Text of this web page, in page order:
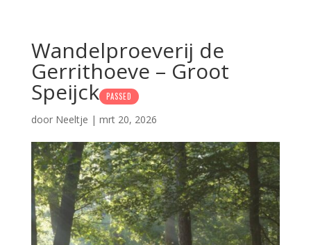
Wandelproeverij de
Gerrithoeve – Groot
Speijck PASSED
door Neeltje | mrt 20, 2026